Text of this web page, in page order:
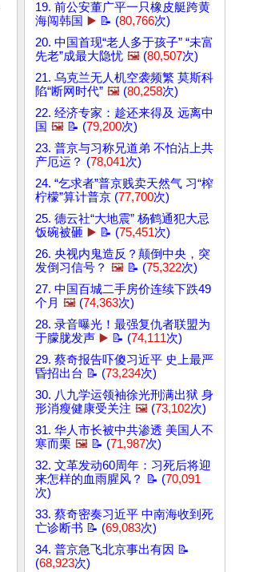
19. 前公安董广平一只橡皮艇跨黄
海闯韩国 ▶️ 📝 (80,766次)
20. 中国首现“老人多于孩子” “未富
先老”成最大隐忧 🖼️ (80,507次)
21. 乌克兰无人机空袭频繁 莫斯科
陷“断网时代” 🖼️ (80,258次)
22. 经济专家：趁还来得及 远离中
国 🖼️ 📝 (79,200次)
23. 普京与习称兄道弟 不怕沾上共
产厄运？ (78,041次)
24. “乞求者”普京贱卖天然气 习“榨
柠檬”算计普京 (77,700次)
25. 德云社“大地震” 杨鹤通犯大忌
饭碗被砸 ▶️ 📝 (75,451次)
26. 央视内鬼造反？颠倒中央，突
发倒习信号？ 🖼️ 📝 (75,322次)
27. 中国百城二手房价连续下跌49
个月 🖼️ (74,363次)
28. 录音曝光！最强复仇者联盟为
于朦胧发声 ▶️ 📝 (74,111次)
29. 蔡奇报告吓傻习近平 史上最严
昏招出台 📝 (73,234次)
30. 八九学运领袖徐光刑满出狱 身
形消瘦健康受关注 🖼️ (73,102次)
31. 华人市长被中共渗透 美国人不
寒而栗 🖼️ 📝 (71,987次)
32. 文革发动60周年：习死后将迎
来怎样的血雨腥风？ 📝 (70,091
次)
33. 蔡奇密奏习近平 中南海收到死
亡诊断书 📝 (69,083次)
34. 普京急飞北京事出有因 📝
(68,923次)